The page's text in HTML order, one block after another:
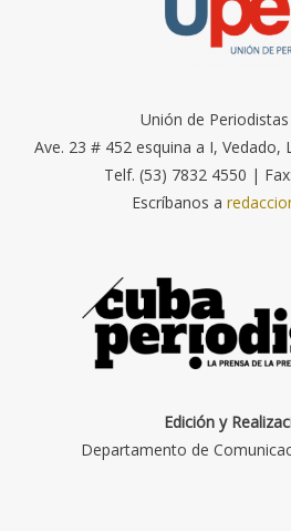
Unión de Periodistas
Ave. 23 # 452 esquina a I, Vedado,
Telf. (53) 7832 4550 |
Escríbanos a
Edición y
Departamento de